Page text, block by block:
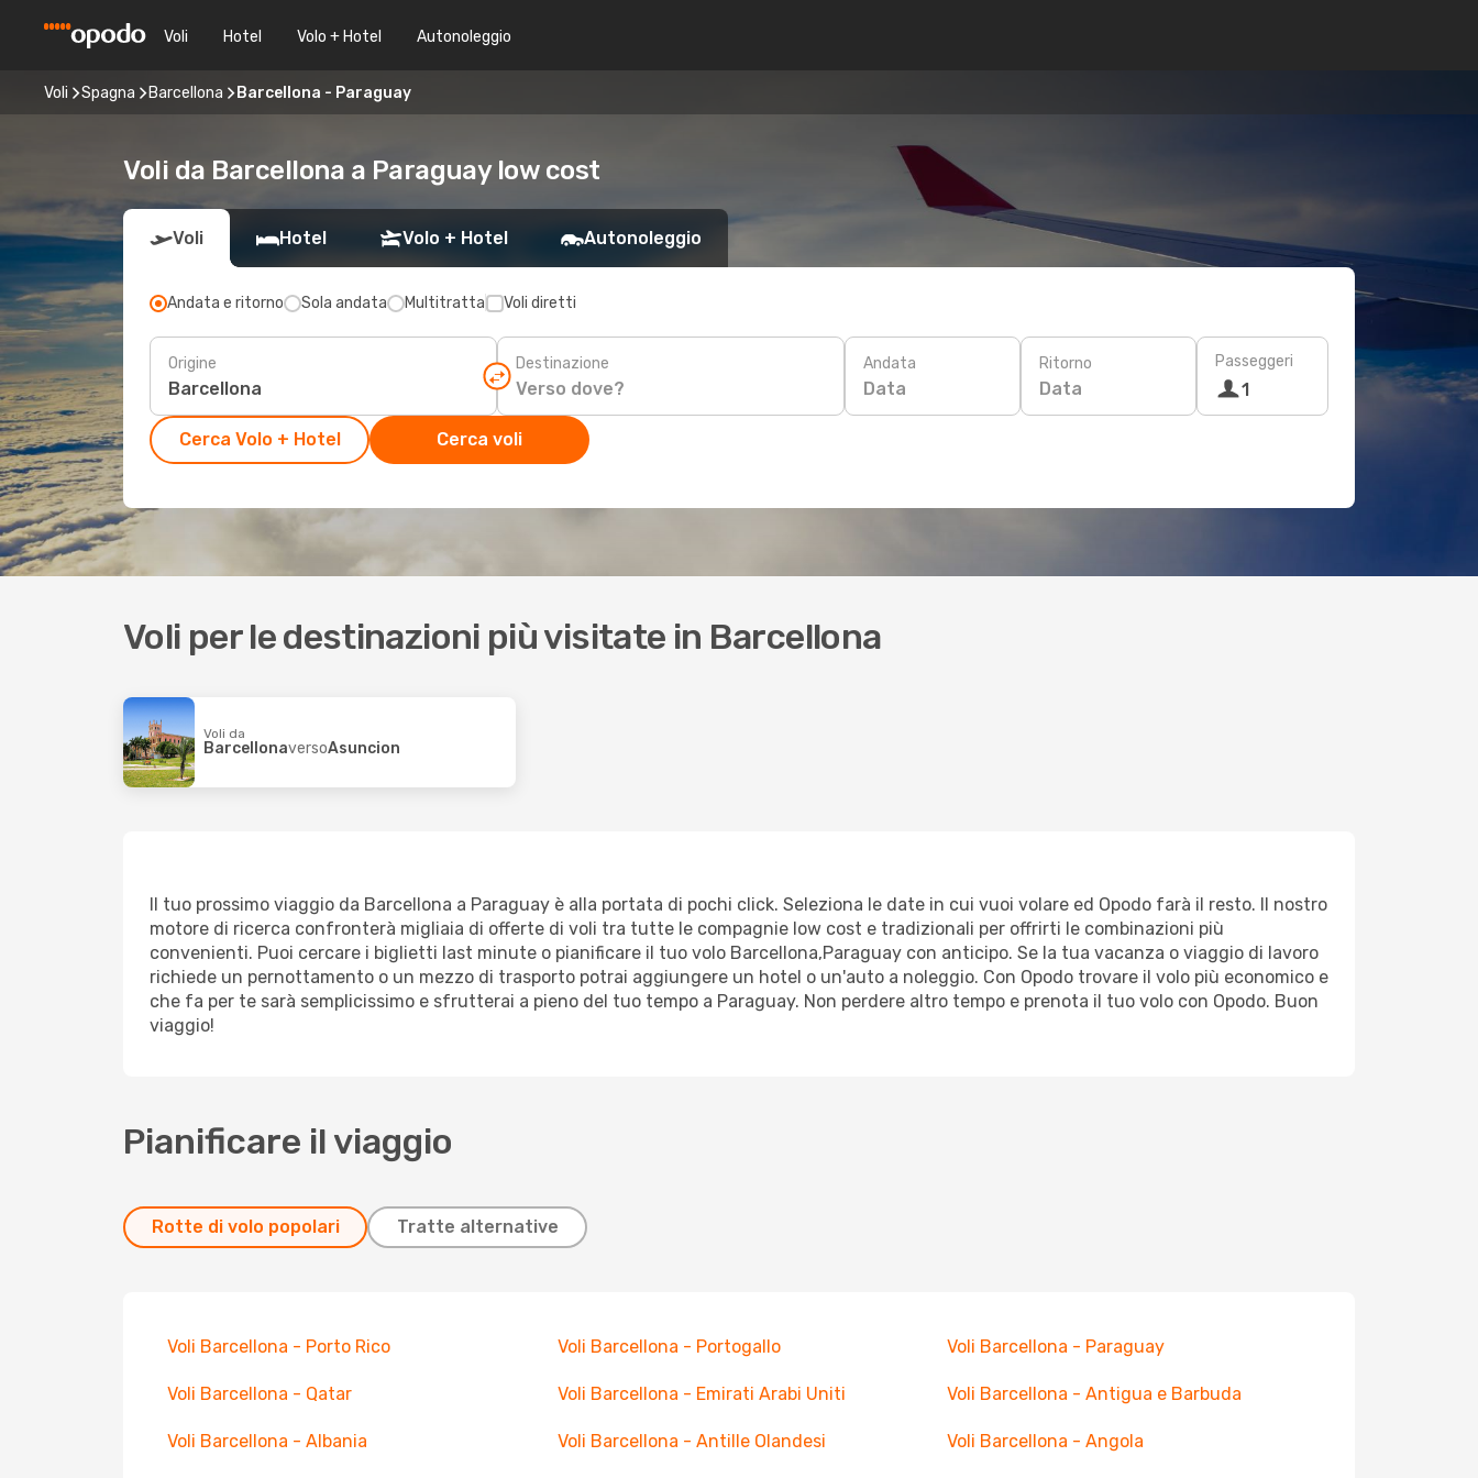
Voli Hotel Volo + Hotel Autonoleggio
Voli Spagna Barcellona Barcellona - Paraguay
Voli da Barcellona a Paraguay low cost
Voli Hotel Volo + Hotel Autonoleggio
Andata e ritorno Sola andata Multitratta Voli diretti
Origine Destinazione Andata
Data
Ritorno
Data
Passeggeri
1
Cerca Volo + Hotel Cerca voli
Voli per le destinazioni più visitate in Barcellona
Voli da
BarcellonaversoAsuncion
Il tuo prossimo viaggio da Barcellona a Paraguay è alla portata di pochi click. Seleziona le date in cui vuoi volare ed Opodo farà il resto. Il nostro
motore di ricerca confronterà migliaia di offerte di voli tra tutte le compagnie low cost e tradizionali per offrirti le combinazioni più
convenienti. Puoi cercare i biglietti last minute o pianificare il tuo volo Barcellona,Paraguay con anticipo. Se la tua vacanza o viaggio di lavoro
richiede un pernottamento o un mezzo di trasporto potrai aggiungere un hotel o un'auto a noleggio. Con Opodo trovare il volo più economico e
che fa per te sarà semplicissimo e sfrutterai a pieno del tuo tempo a Paraguay. Non perdere altro tempo e prenota il tuo volo con Opodo. Buon
viaggio!
Pianificare il viaggio
Rotte di volo popolari Tratte alternative
Voli Barcellona - Porto Rico Voli Barcellona - Portogallo Voli Barcellona - Paraguay
Voli Barcellona - Qatar Voli Barcellona - Emirati Arabi Uniti Voli Barcellona - Antigua e Barbuda
Voli Barcellona - Albania Voli Barcellona - Antille Olandesi Voli Barcellona - Angola